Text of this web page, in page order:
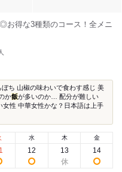
得な3種類のコース！全メニ
人
ぼち 山椒の味わいで食わす感じ 美
か飯が多いのか… 配分が難しい
性 中華女性かな？日本語は上手
水
12
木
13
金
14